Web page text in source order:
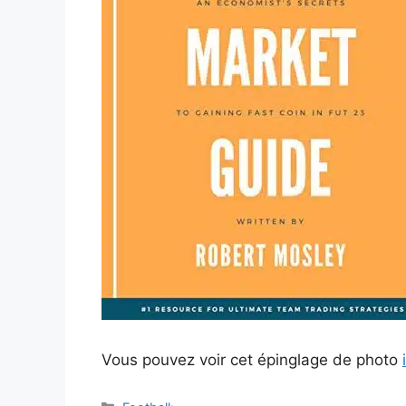
Vous pouvez voir cet épinglage de photo